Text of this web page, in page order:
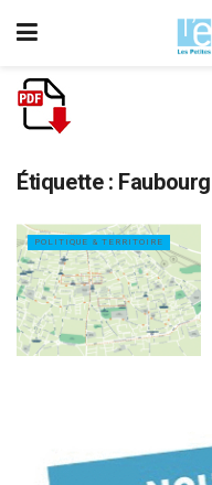
Étiquette : Faubourg
POLITIQUE & TERRITOIRE